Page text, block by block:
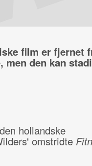
film er fjernet
den kan
hollandske
omstridte